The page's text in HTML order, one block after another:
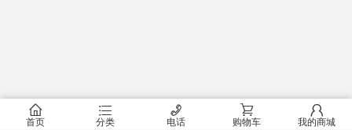
󰂠
首页
󰂦
分类
󰄫
电话
󰂟
购物车
󰂢
我的商城